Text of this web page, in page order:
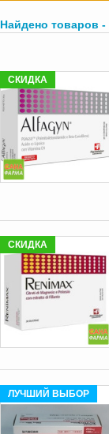
Найдено товаров -
СКИДКА
СКИДКА
ЛУЧШИЙ ВЫБОР